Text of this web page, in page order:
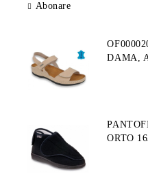
Abonare
DAMA,
ORTO